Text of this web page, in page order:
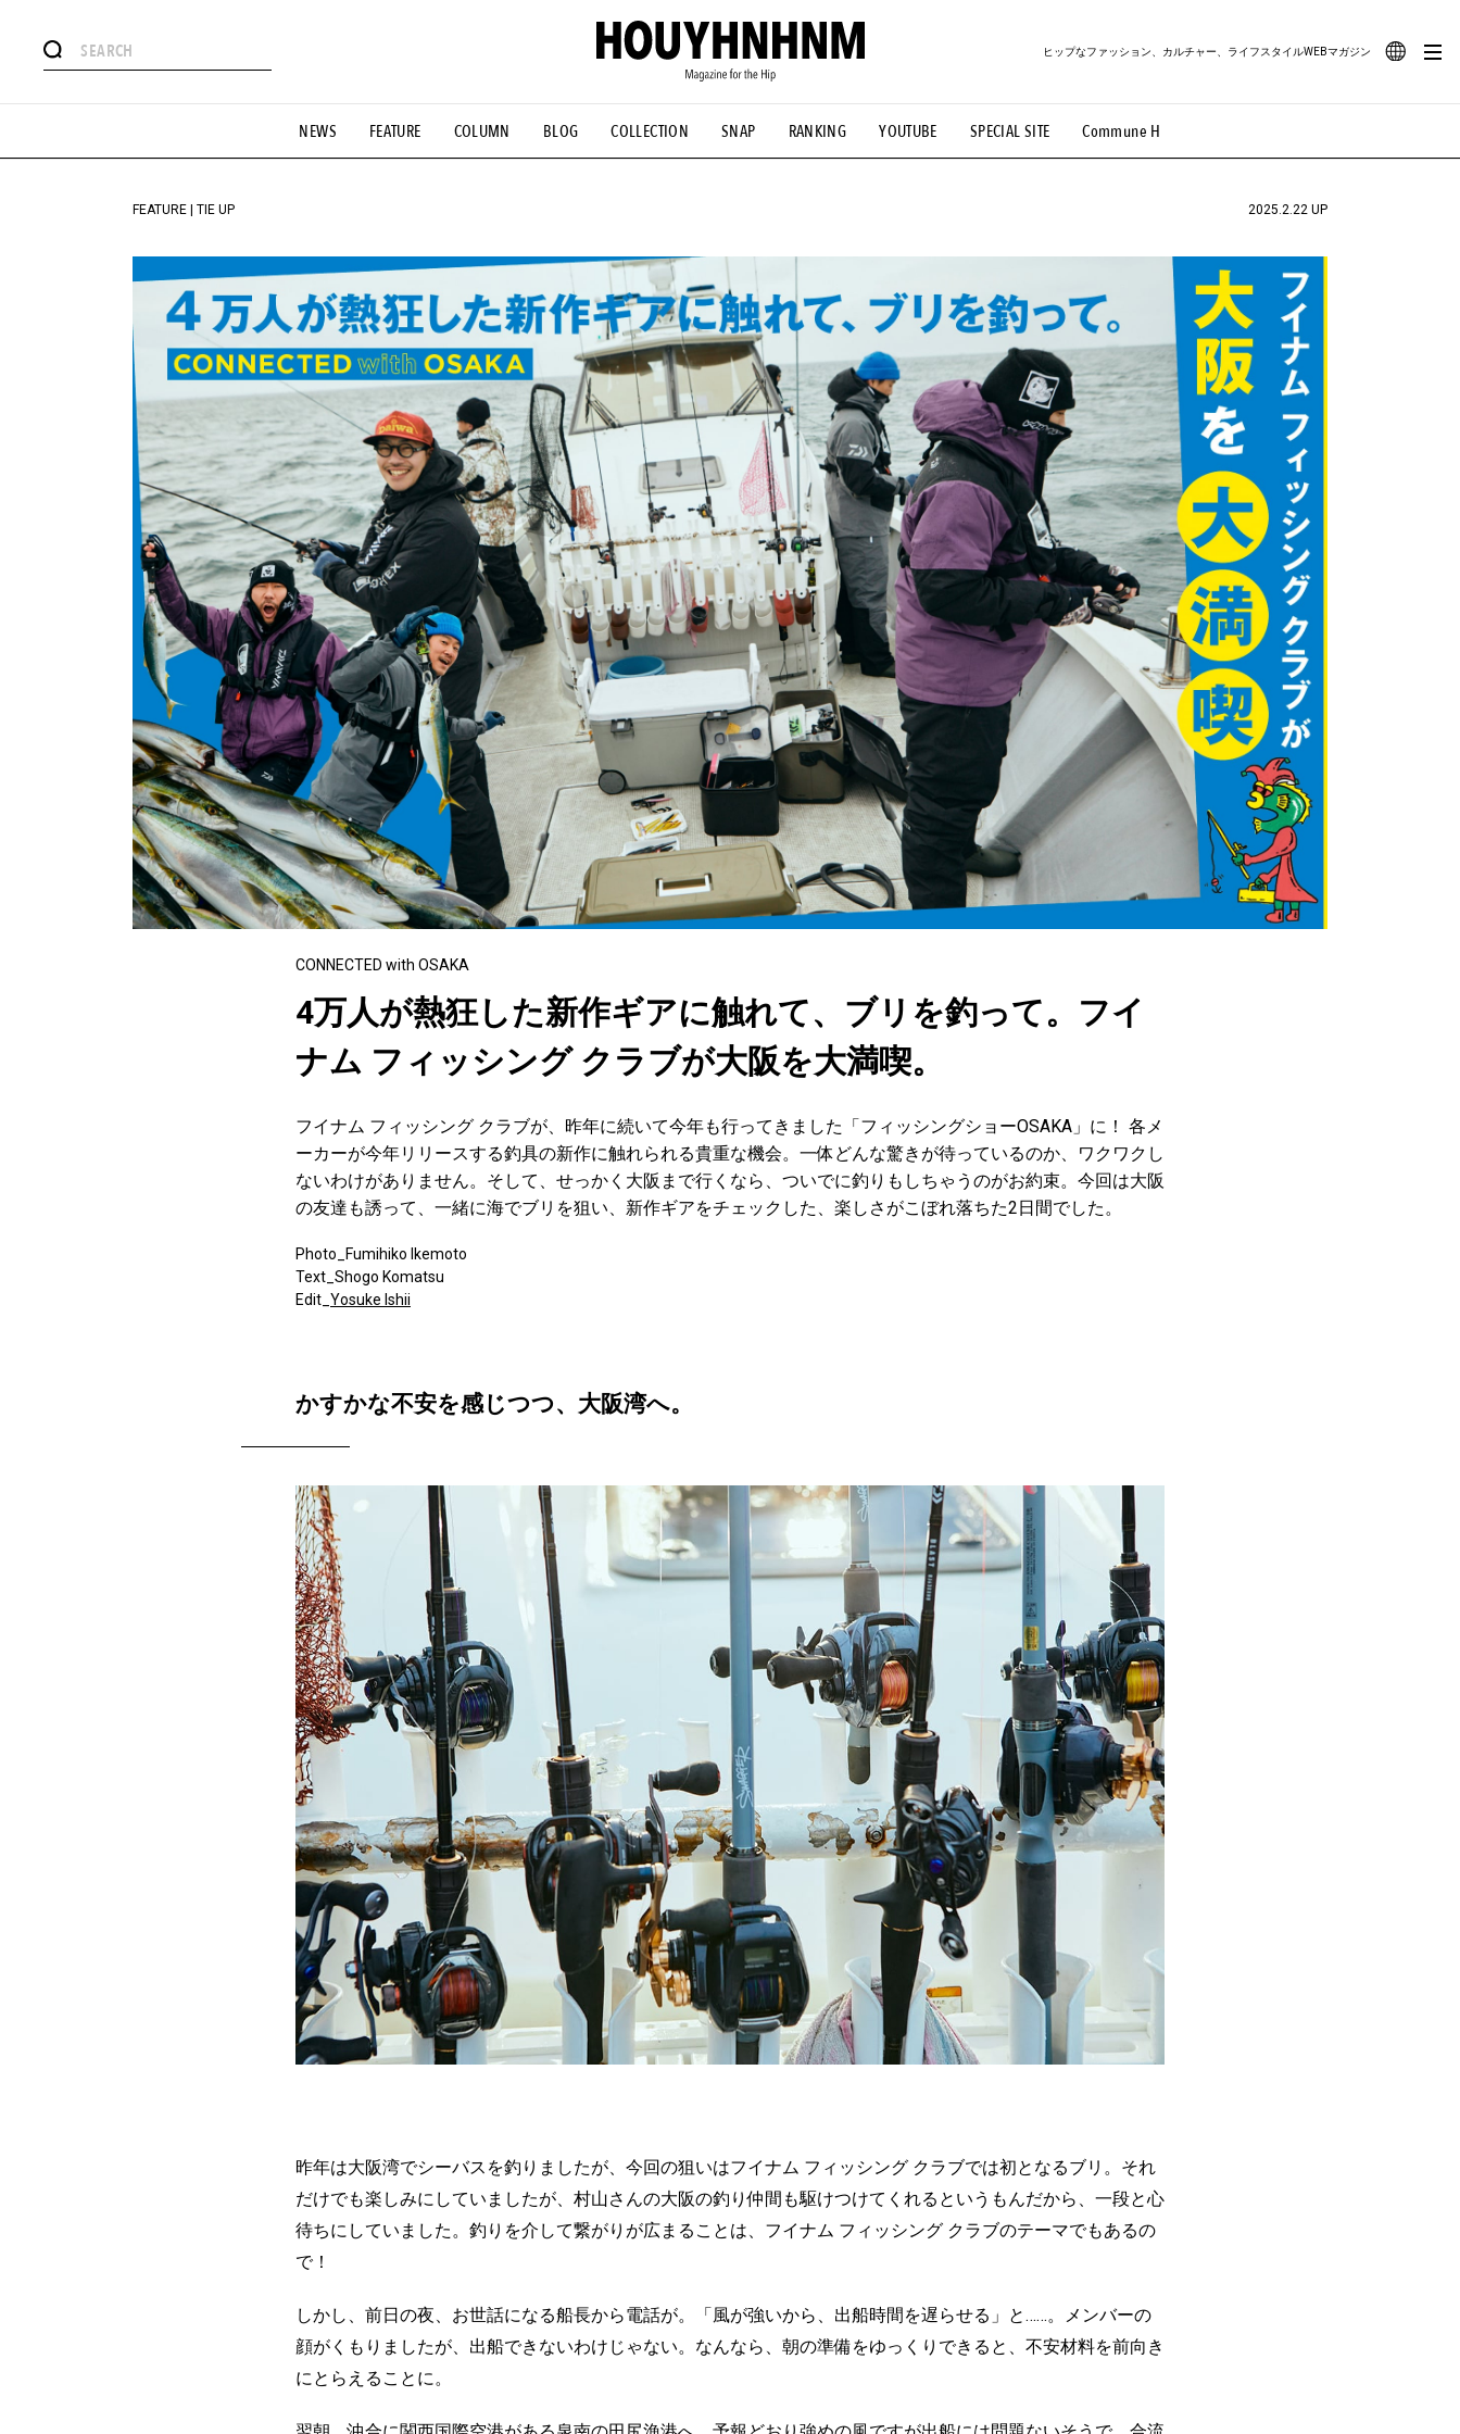
NEWS FEATURE COLUMN BLOG COLLECTION SNAP RANKING YOUTUBE SPECIAL SITE Commune H
ヒップなファッション、カルチャー、ライフスタイルWEBマガジン
#憧れの逸品 #ESSENTIAL DESIGNS #古着サミット #NEW VINTAGE #マイナーグッド図鑑 #路地裏てぃーん。 #MONTHLY JOURNAL
#GH 銘品の所以 #フイナムのYouTube #Commune H #FOCUS IT #AH.H #ととけん #FASHION #MUSIC #MOVIE #LIFESTYLE #SNEAKER #OUTDOOR
#HANDSOME HANDBOOK
FEATURE | TIE UP 2025.2.22 UP
CONNECTED with OSAKA
4万人が熱狂した新作ギアに触れて、ブリを釣って。フイ
ナム フィッシング クラブが大阪を大満喫。
フイナム フィッシング クラブが、昨年に続いて今年も行ってきました「フィッシングショーOSAKA」に！ 各メ
ーカーが今年リリースする釣具の新作に触れられる貴重な機会。一体どんな驚きが待っているのか、ワクワクし
ないわけがありません。そして、せっかく大阪まで行くなら、ついでに釣りもしちゃうのがお約束。今回は大阪
の友達も誘って、一緒に海でブリを狙い、新作ギアをチェックした、楽しさがこぼれ落ちた2日間でした。
Photo_Fumihiko Ikemoto
Text_Shogo Komatsu
Edit_ Yosuke Ishii
かすかな不安を感じつつ、大阪湾へ。
昨年は大阪湾でシーバスを釣りましたが、今回の狙いはフイナム フィッシング クラブでは初となるブリ。それ
だけでも楽しみにしていましたが、村山さんの大阪の釣り仲間も駆けつけてくれるというもんだから、一段と心
待ちにしていました。釣りを介して繋がりが広まることは、フイナム フィッシング クラブのテーマでもあるの
で！
しかし、前日の夜、お世話になる船長から電話が。「風が強いから、出船時間を遅らせる」と……。メンバーの
顔がくもりましたが、出船できないわけじゃない。なんなら、朝の準備をゆっくりできると、不安材料を前向き
にとらえることに。